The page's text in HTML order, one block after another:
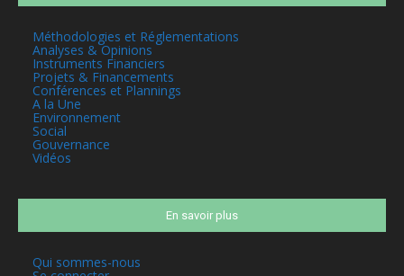
Méthodologies et Réglementations
Analyses & Opinions
Instruments Financiers
Projets & Financements
Conférences et Plannings
A la Une
Environnement
Social
Gouvernance
Vidéos
En savoir plus
Qui sommes-nous